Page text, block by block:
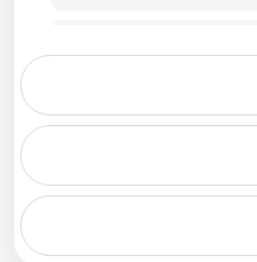
نضع المصدر الأصلي لكم